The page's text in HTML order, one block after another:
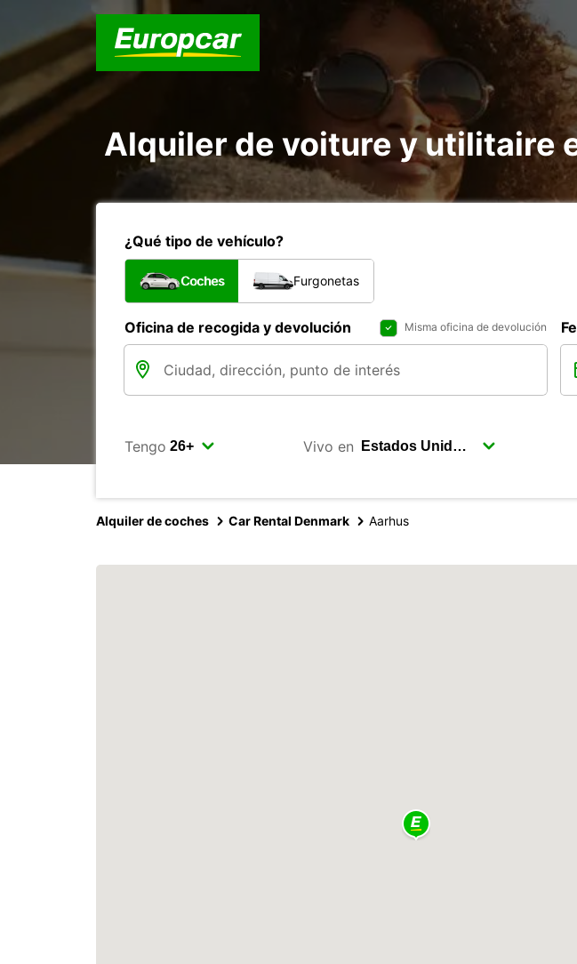
Alquiler de voiture y utilitaire
¿Qué tipo de vehículo?
Coches Furgonetas
Oficina de recogida y devolución Misma oficina de devolución
Tengo Vivo en
Alquiler de coches Car Rental Denmark Aarhus